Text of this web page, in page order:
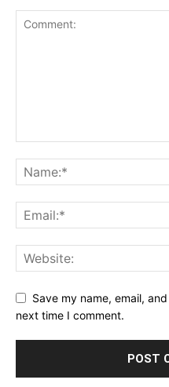
Save my name, email,
next time I comment.